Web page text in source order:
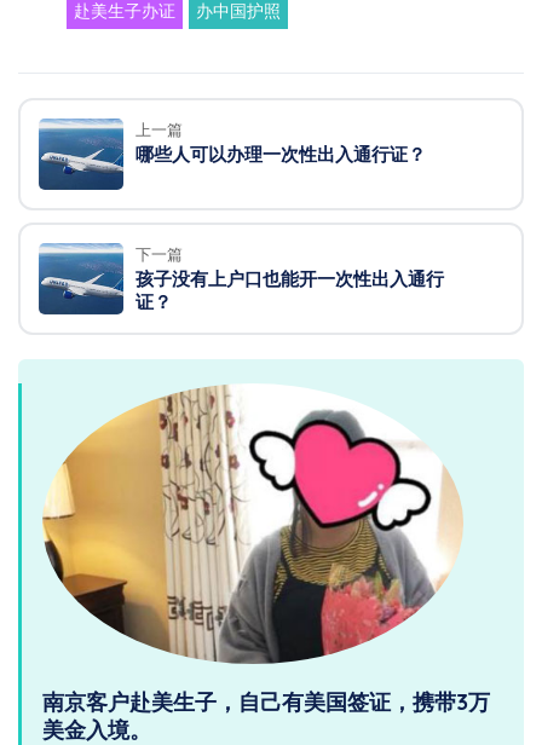
赴美生子办证 办中国护照
上一篇
哪些人可以办理一次性出入通行证？
下一篇
孩子没有上户口也能开一次性出入通行
证？
南京客户赴美生子，自己有美国签证，携带3万
美金入境。